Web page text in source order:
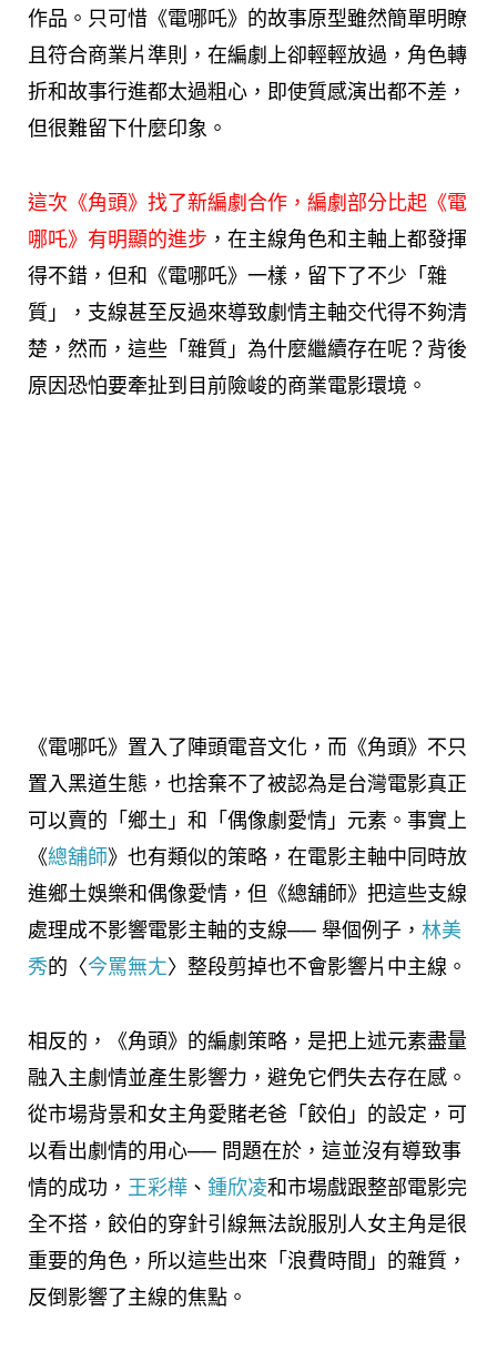
作品。只可惜《電哪吒》的故事原型雖然簡單明瞭
且符合商業片準則，在編劇上卻輕輕放過，角色轉
折和故事行進都太過粗心，即使質感演出都不差，
但很難留下什麼印象。
這次《角頭》找了新編劇合作，編劇部分比起《電
哪吒》有明顯的進步 ，在主線角色和主軸上都發揮
得不錯，但和《電哪吒》一樣，留下了不少「雜
質」，支線甚至反過來導致劇情主軸交代得不夠清
楚，然而，這些「雜質」為什麼繼續存在呢？背後
原因恐怕要牽扯到目前險峻的商業電影環境。
《電哪吒》置入了陣頭電音文化，而《角頭》不只
置入黑道生態，也捨棄不了被認為是台灣電影真正
可以賣的「鄉土」和「偶像劇愛情」元素。事實上
《總舖師》也有類似的策略，在電影主軸中同時放
進鄉土娛樂和偶像愛情，但《總舖師》把這些支線
處理成不影響電影主軸的支線── 舉個例子， 林美
秀的〈今罵無ㄤ〉整段剪掉也不會影響片中主線。
相反的，《角頭》的編劇策略，是把上述元素盡量
融入主劇情並產生影響力，避免它們失去存在感。
從市場背景和女主角愛賭老爸「餃伯」的設定，可
以看出劇情的用心── 問題在於，這並沒有導致事
情的成功， 王彩樺 、 鍾欣凌和市場戲跟整部電影完
全不搭，餃伯的穿針引線無法說服別人女主角是很
重要的角色，所以這些出來「浪費時間」的雜質，
反倒影響了主線的焦點。